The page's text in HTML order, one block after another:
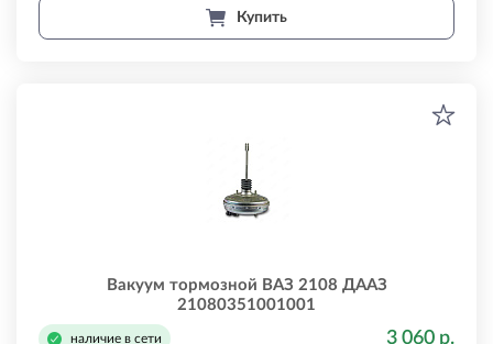
Купить
Вакуум тормозной ВАЗ 2108 ДААЗ
21080351001001
наличие в сети 3 060 р.